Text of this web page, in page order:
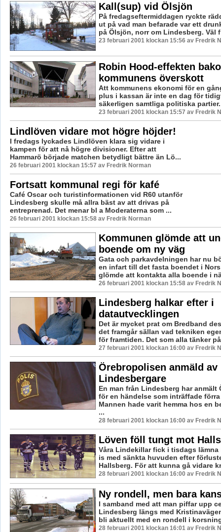
Kall(sup) vid Ölsjön
På fredagseftermiddagen ryckte
ut på vad man befarade var ett
på Ölsjön, norr om Lindesberg. Väl
23 februari 2001 klockan 15:56 av Fredrik
Robin Hood-effekten
kommunens överskott
Att kommunens ekonomi för en
plus i kassan är inte en dag för
säkerligen samtliga politiska
23 februari 2001 klockan 15:57 av Fredrik
Lindlöven vidare mot högre höjder!
I fredags lyckades Lindlöven klara sig vidare i
kampen för att nå högre divisioner. Efter att
Hammarö började matchen betydligt bättre än Lö...
26 februari 2001 klockan 15:57 av Fredrik Norman
Fortsatt kommunal regi för kafé
Café Oscar och turistinformationen vid R60 utanför
Lindesberg skulle må allra bäst av att drivas på
entreprenad. Det menar bl a Moderaterna som ...
26 februari 2001 klockan 15:58 av Fredrik Norman
Kommunen glömde att
boende om ny väg
Gata och parkavdelningen har nu
en infart till det fasta boendet i
glömde att kontakta alla boende i
26 februari 2001 klockan 15:58 av Fredrik
Lindesberg halkar efter i
datautvecklingen
Det är mycket prat om Bredband
det framgår sällan vad tekniken
för framtiden. Det som alla tänker
27 februari 2001 klockan 16:00 av Fredrik
Örebropolisen anmäld av
Lindesbergare
En man från Lindesberg har anmält
för en händelse som inträffade förra
Mannen hade varit hemma hos en
...
28 februari 2001 klockan 16:00 av Fredrik
Löven föll tungt mot
Våra Lindekillar fick i tisdags lämna
is med sänkta huvuden efter
Hallsberg. För att kunna gå vidare
28 februari 2001 klockan 16:00 av Fredrik
Ny rondell, men bara
I samband med att man piffar upp
Lindesberg längs med
bli aktuellt med en rondell i
28 februari 2001 klockan 16:01 av Fredrik